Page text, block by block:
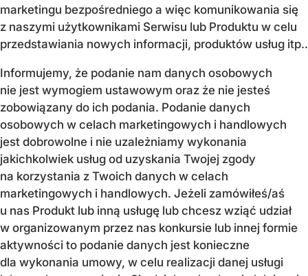
marketingu bezpośredniego a więc komunikowania się
z naszymi użytkownikami Serwisu lub Produktu w celu
przedstawiania nowych informacji, produktów usług itp..
Informujemy, że podanie nam danych osobowych
nie jest wymogiem ustawowym oraz że nie jesteś
zobowiązany do ich podania. Podanie danych
osobowych w celach marketingowych i handlowych
jest dobrowolne i nie uzależniamy wykonania
jakichkolwiek usług od uzyskania Twojej zgody
na korzystania z Twoich danych w celach
marketingowych i handlowych. Jeżeli zamówiłeś/aś
u nas Produkt lub inną usługę lub chcesz wziąć udział
w organizowanym przez nas konkursie lub innej formie
aktywności to podanie danych jest konieczne
dla wykonania umowy, w celu realizacji danej usługi